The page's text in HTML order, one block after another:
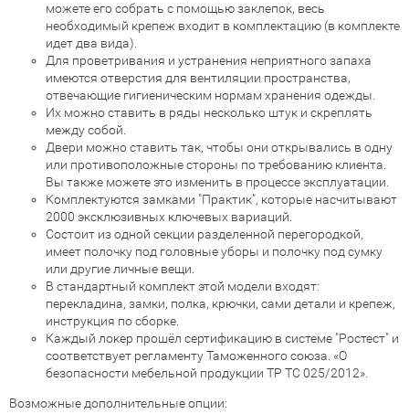
можете его собрать с помощью заклепок, весь
необходимый крепеж входит в комплектацию (в комплекте
идет два вида).
Для проветривания и устранения неприятного запаха
имеются отверстия для вентиляции пространства,
отвечающие гигиеническим нормам хранения одежды.
Их можно ставить в ряды несколько штук и скреплять
между собой.
Двери можно ставить так, чтобы они открывались в одну
или противоположные стороны по требованию клиента.
Вы также можете это изменить в процессе эксплуатации.
Комплектуются замками "Практик", которые насчитывают
2000 эксклюзивных ключевых вариаций.
Состоит из одной секции разделенной перегородкой,
имеет полочку под головные уборы и полочку под сумку
или другие личные вещи.
В стандартный комплект этой модели входят:
перекладина, замки, полка, крючки, сами детали и крепеж,
инструкция по сборке.
Каждый локер прошёл сертификацию в системе "Ростест" и
соответствует регламенту Таможенного союза. «О
безопасности мебельной продукции ТР ТС 025/2012».
Возможные дополнительные опции: